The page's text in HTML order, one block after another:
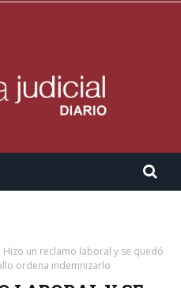
Hizo un reclamo laboral y se quedó
ordena indemnizarlo